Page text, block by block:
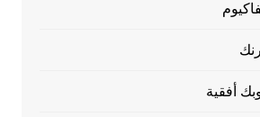
أفقية